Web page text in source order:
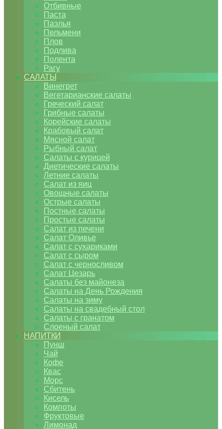
Отбивные
Паста
Паэлья
Пельмени
Плов
Подлива
Полента
Рагу
САЛАТЫ
Винегрет
Вегетарианские салаты
Греческий салат
Грибные салаты
Корейские салаты
Крабовый салат
Мясной салат
Рыбный салат
Салаты с курицей
Диетические салаты
Летние салаты
Салат из яиц
Овощные салаты
Острые салаты
Постные салаты
Простые салаты
Салат из печени
Салат Оливье
Салат с сухариками
Салат с сыром
Салат с черносливом
Салат Цезарь
Салаты без майонеза
Салаты на День Рождения
Салаты на зиму
Салаты на свадебный стол
Салаты с гранатом
Слоеный салат
НАПИТКИ
Пунш
Чай
Кофе
Квас
Морс
Сбитень
Кисель
Компоты
Фруктовые
Лимонад